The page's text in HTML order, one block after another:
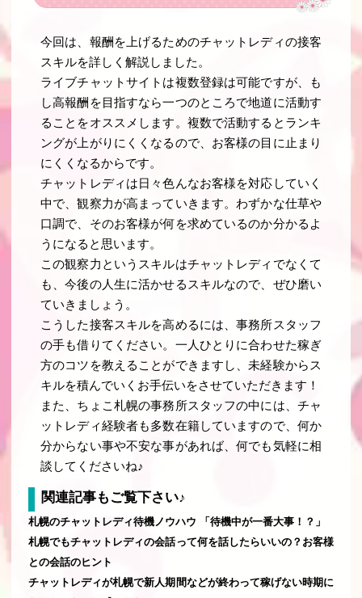
今回は、報酬を上げるためのチャットレディの接客
スキルを詳しく解説しました。
ライブチャットサイトは複数登録は可能ですが、も
し高報酬を目指すなら一つのところで地道に活動す
ることをオススメします。複数で活動するとランキ
ングが上がりにくくなるので、お客様の目に止まり
にくくなるからです。
チャットレディは日々色んなお客様を対応していく
中で、観察力が高まっていきます。わずかな仕草や
口調で、そのお客様が何を求めているのか分かるよ
うになると思います。
この観察力というスキルはチャットレディでなくて
も、今後の人生に活かせるスキルなので、ぜひ磨い
ていきましょう。
こうした接客スキルを高めるには、事務所スタッフ
の手も借りてください。一人ひとりに合わせた稼ぎ
方のコツを教えることができますし、未経験からス
キルを積んでいくお手伝いをさせていただきます！
また、ちょこ札幌の事務所スタッフの中には、チャ
ットレディ経験者も多数在籍していますので、何か
分からない事や不安な事があれば、何でも気軽に相
談してくださいね♪
関連記事もご覧下さい♪
札幌のチャットレディ待機ノウハウ 「待機中が一番大事！？」
札幌でもチャットレディの会話って何を話したらいいの？お客様
との会話のヒント
チャットレディが札幌で新人期間などが終わって稼げない時期に